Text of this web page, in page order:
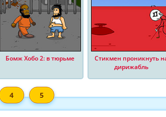
Бомж Хобо 2: в тюрьме
Стикмен проникнуть
дирижабль
4 5